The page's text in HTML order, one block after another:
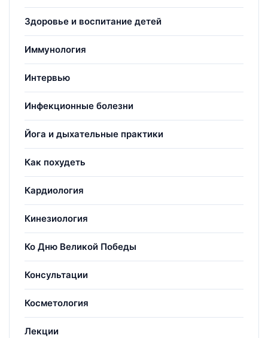
Здоровье и воспитание детей
Иммунология
Интервью
Инфекционные болезни
Йога и дыхательные практики
Как похудеть
Кардиология
Кинезиология
Ко Дню Великой Победы
Консультации
Косметология
Лекции